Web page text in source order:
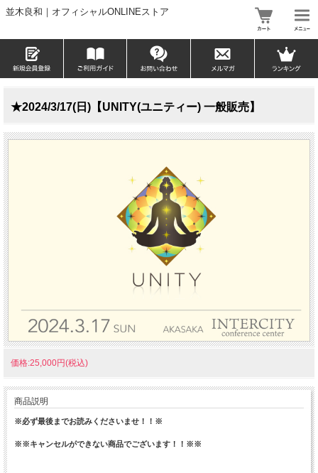
並木良和｜オフィシャルONLINEストア
★2024/3/17(日)【UNITY(ユニティー) 一般販売】
価格:25,000円(税込)
商品説明
※必ず最後までお読みくださいませ！！※
※※キャンセルができない商品でございます！！※※